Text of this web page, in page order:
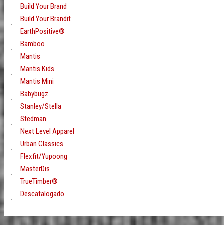
Build Your Brand
Build Your Brandit
EarthPositive®
Bamboo
Mantis
Mantis Kids
Mantis Mini
Babybugz
Stanley/Stella
Stedman
Next Level Apparel
Urban Classics
Flexfit/Yupoong
MasterDis
TrueTimber®
Descatalogado